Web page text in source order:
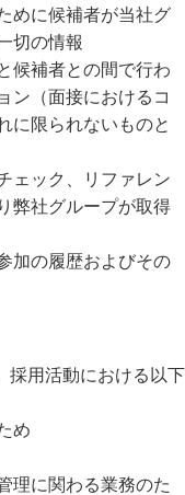
めに候補者が当社グ
切の情報
候補者との間で行わ
ン（面接におけるコ
に限られないものと
ェック、リファレン
弊社グループが取得
加の履歴およびその
採用活動における以下
め
理に関わる業務のた